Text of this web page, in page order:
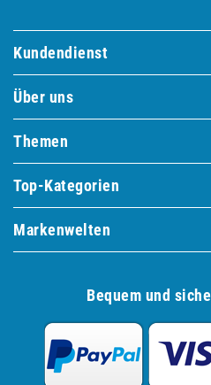
Kundendienst
Über uns
Themen
Top-Kategorien
Markenwelten
Bequem und